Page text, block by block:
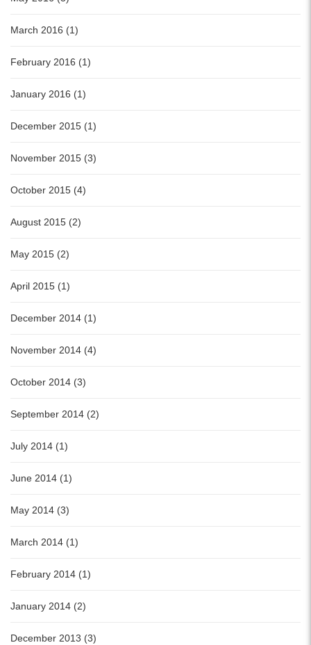
March 2016 (1)
February 2016 (1)
January 2016 (1)
December 2015 (1)
November 2015 (3)
October 2015 (4)
August 2015 (2)
May 2015 (2)
April 2015 (1)
December 2014 (1)
November 2014 (4)
October 2014 (3)
September 2014 (2)
July 2014 (1)
June 2014 (1)
May 2014 (3)
March 2014 (1)
February 2014 (1)
January 2014 (2)
December 2013 (3)